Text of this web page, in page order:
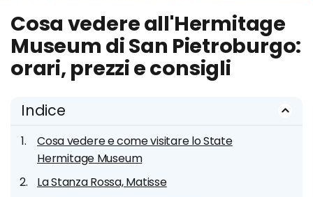
Cosa vedere all'Hermitage
Museum di San Pietroburgo:
orari, prezzi e consigli
Indice
Cosa vedere e come visitare lo State
Hermitage Museum
La Stanza Rossa, Matisse